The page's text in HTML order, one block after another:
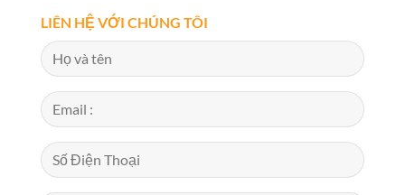
LIÊN HỆ VỚI CHÚNG TÔI